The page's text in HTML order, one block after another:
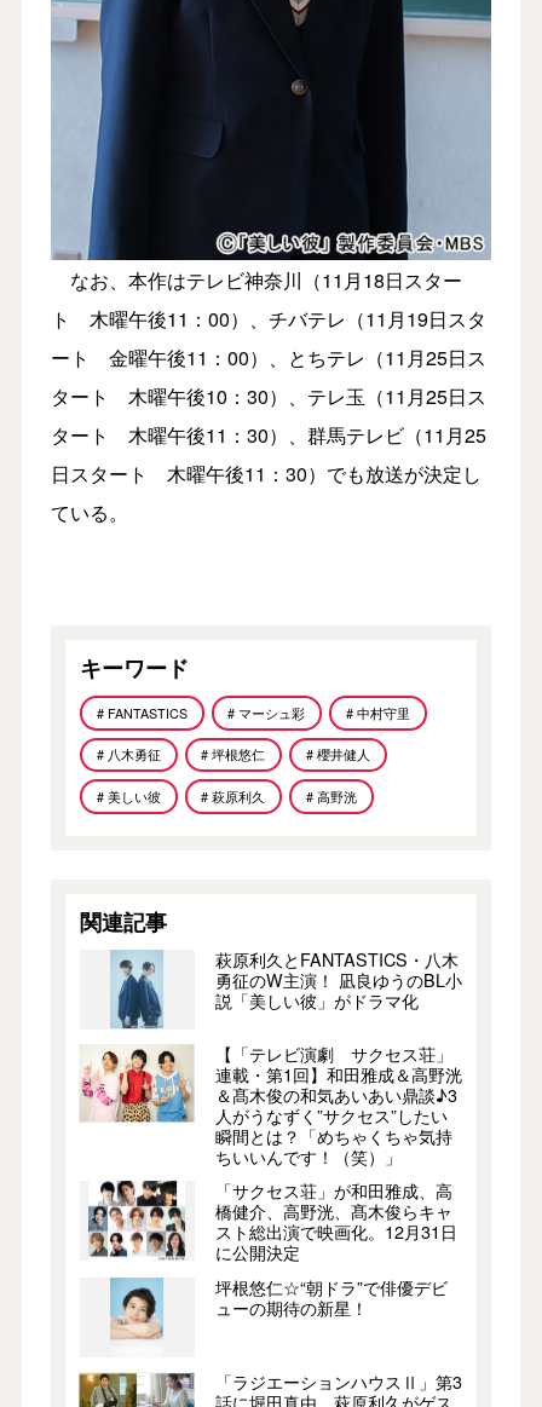
なお、本作はテレビ神奈川（11月18日スター
ト 木曜午後11：00）、チバテレ（11月19日スタ
ート 金曜午後11：00）、とちテレ（11月25日ス
タート 木曜午後10：30）、テレ玉（11月25日ス
タート 木曜午後11：30）、群馬テレビ（11月25
日スタート 木曜午後11：30）でも放送が決定し
ている。
キーワード
# FANTASTICS # マーシュ彩 # 中村守里
# 八木勇征 # 坪根悠仁 # 櫻井健人
# 美しい彼 # 萩原利久 # 高野洸
関連記事
萩原利久とFANTASTICS・八木
勇征のW主演！ 凪良ゆうのBL小
説「美しい彼」がドラマ化
【「テレビ演劇 サクセス荘」
連載・第1回】和田雅成＆高野洸
＆髙木俊の和気あいあい鼎談♪3
人がうなずく”サクセス”したい
瞬間とは？「めちゃくちゃ気持
ちいいんです！（笑）」
「サクセス荘」が和田雅成、高
橋健介、高野洸、髙木俊らキャ
スト総出演で映画化。12月31日
に公開決定
坪根悠仁☆“朝ドラ”で俳優デビ
ューの期待の新星！
「ラジエーションハウスⅡ」第3